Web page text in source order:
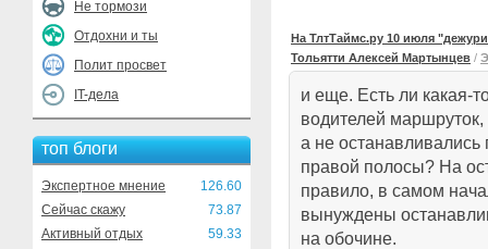
Не тормози
Отдохни и ты
Полит просвет
IT-дела
топ блоги
Экспертное мнение
126.60
Сейчас скажу
73.87
Активный отдых
59.33
На ТлтТаймс.ру 10 июля
Тольятти Алексей Мартынцев /
и еще. Есть ли какая-
водителей
а не останавливались
правой полосы? На
правило, в самом
вынуждены
на обочине.